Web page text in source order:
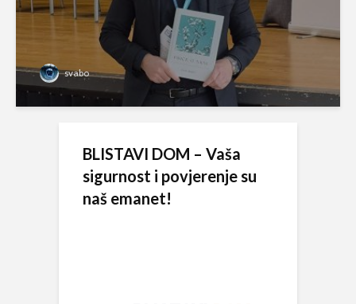
svabo
BLISTAVI DOM – Vaša
sigurnost i povjerenje su
naš emanet!